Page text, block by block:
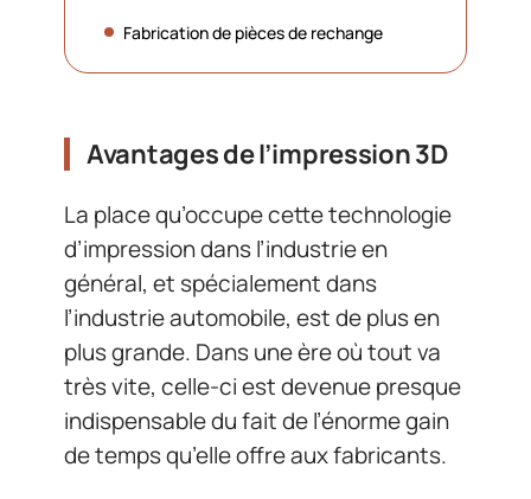
Fabrication de pièces de rechange
Avantages de l’impression 3D
La place qu’occupe cette technologie
d’impression dans l’industrie en
général, et spécialement dans
l’industrie automobile, est de plus en
plus grande. Dans une ère où tout va
très vite, celle-ci est devenue presque
indispensable du fait de l’énorme gain
de temps qu’elle offre aux fabricants.